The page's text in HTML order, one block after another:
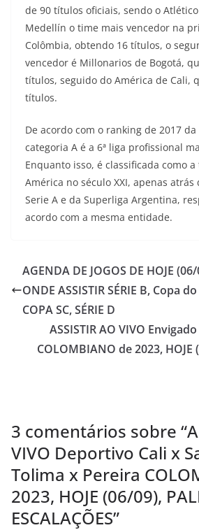
de 90 títulos oficiais, sendo o
Medellín o time mais vencedor na
Colômbia, obtendo 16 títulos, o
vencedor é Millonarios de Bogotá,
títulos, seguido do América de Cali,
títulos.
De acordo com o ranking de 2017 da
categoria A é a 6ª liga profissional
Enquanto isso, é classificada como
América no século XXI, apenas
Serie A e da Superliga Argentina,
acordo com a mesma entidade.
AGENDA DE JOGOS DE HOJE
ONDE ASSISTIR SÉRIE B, Copa
COPA SC, SÉRIE D
ASSISTIR AO VIVO
COLOMBIANO de 2023, HOJE
3 comentários sobre “
VIVO Deportivo Cali x
Tolima x Pereira
2023, HOJE (06/09),
ESCALAÇÕES”